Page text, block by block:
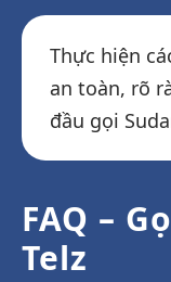
Thực hiện
an toàn, rõ
đầu gọi
FAQ –
Telz